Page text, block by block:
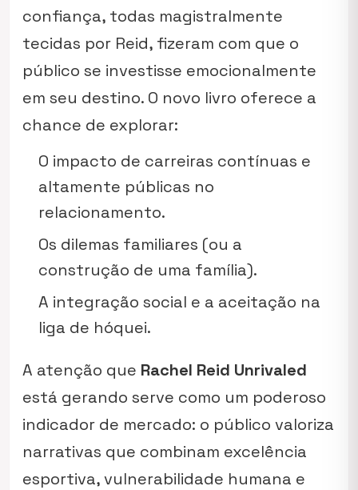
confiança, todas magistralmente
tecidas por Reid, fizeram com que o
público se investisse emocionalmente
em seu destino. O novo livro oferece a
chance de explorar:
O impacto de carreiras contínuas e
altamente públicas no
relacionamento.
Os dilemas familiares (ou a
construção de uma família).
A integração social e a aceitação na
liga de hóquei.
A atenção que Rachel Reid Unrivaled
está gerando serve como um poderoso
indicador de mercado: o público valoriza
narrativas que combinam excelência
esportiva, vulnerabilidade humana e